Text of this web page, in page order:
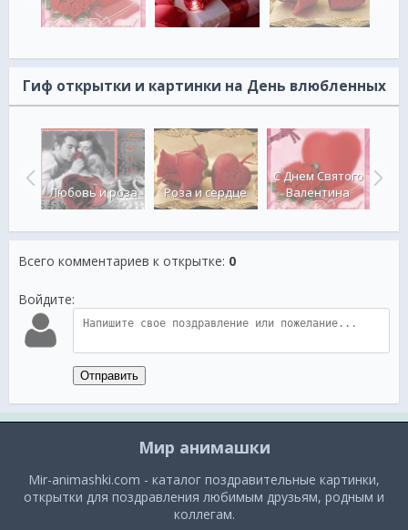
Гиф открытки и картинки на День влюбленных
Любовь и роза Роза и сердце
С Днем Святого
Валентина
Всего комментариев к открытке: 0
Войдите:
Отправить
Мир анимашки
Mir-animashki.com - каталог поздравительные картинки,
открытки для поздравления любимым друзьям, родным и
коллегам.